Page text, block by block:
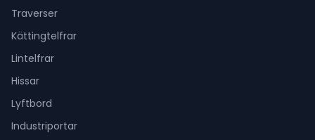
Traverser
Kättingtelfrar
Lintelfrar
Hissar
Lyftbord
Industriportar